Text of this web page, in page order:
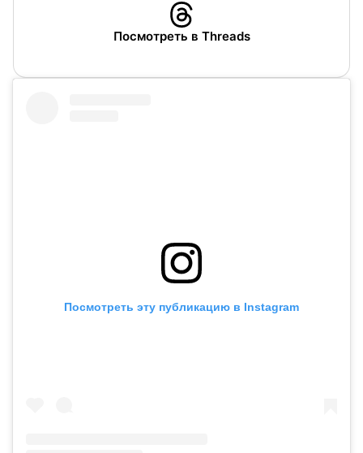
Посмотреть в Threads
Посмотреть эту публикацию в Instagram